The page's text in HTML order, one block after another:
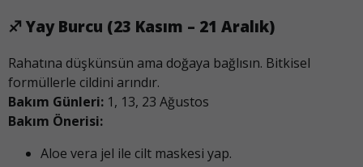
♐ Yay Burcu (23 Kasım – 21 Aralık)
Rahatına düşkünsün ama doğaya bağlısın. Bitkisel
formüllerle cildini arındır.
Bakım Günleri: 1, 13, 23 Ağustos
Bakım Önerisi:
Aloe vera jel ile cilt maskesi yap.